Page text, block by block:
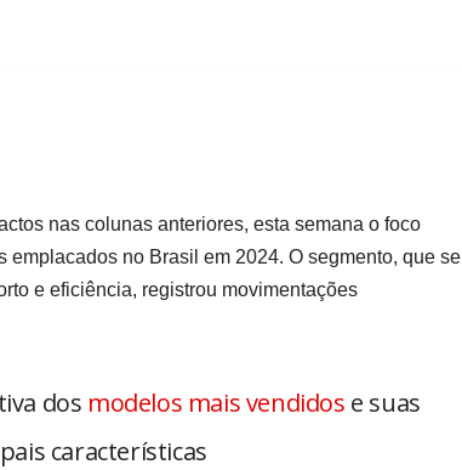
nas colunas anteriores, esta semana o foco
emplacados no Brasil em 2024. O segmento, que se
e eficiência, registrou movimentações
dos modelos mais vendidos e suas
características